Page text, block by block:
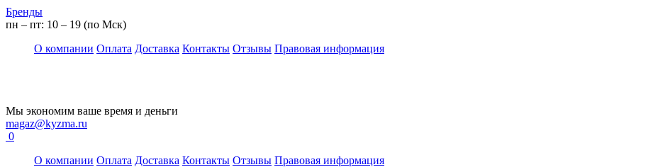
Бренды
пн – пт: 10 – 19 (по Мск)
О компании Оплата Доставка Контакты Отзывы Правовая информация
Мы экономим ваше время и деньги
magaz@kyzma.ru
0
О компании Оплата Доставка Контакты Отзывы Правовая информация